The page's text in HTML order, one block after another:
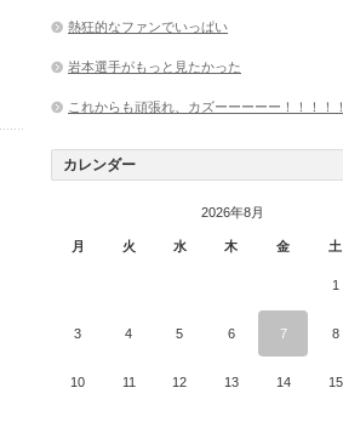
熱狂的なファンでいっぱい
岩本選手がもっと見たかった
これからも頑張れ、カズーーーーー！！！！！
カレンダー
2026年8月
月 火 水 木 金 土
1
3 4 5 6 7 8
10 11 12 13 14 15